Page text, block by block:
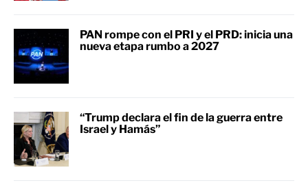
PAN rompe con el PRI y el PRD: inicia una
nueva etapa rumbo a 2027
“Trump declara el fin de la guerra entre
Israel y Hamás”